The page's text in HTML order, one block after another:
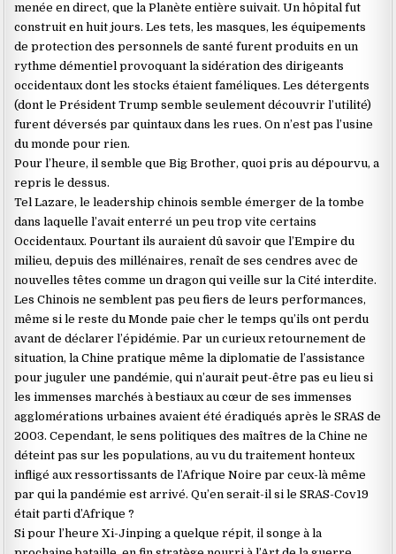
menée en direct, que la Planète entière suivait. Un hôpital fut
construit en huit jours. Les tets, les masques, les équipements
de protection des personnels de santé furent produits en un
rythme démentiel provoquant la sidération des dirigeants
occidentaux dont les stocks étaient faméliques. Les détergents
(dont le Président Trump semble seulement découvrir l’utilité)
furent déversés par quintaux dans les rues. On n’est pas l’usine
du monde pour rien.
Pour l’heure, il semble que Big Brother, quoi pris au dépourvu, a
repris le dessus.
Tel Lazare, le leadership chinois semble émerger de la tombe
dans laquelle l’avait enterré un peu trop vite certains
Occidentaux. Pourtant ils auraient dû savoir que l’Empire du
milieu, depuis des millénaires, renaît de ses cendres avec de
nouvelles têtes comme un dragon qui veille sur la Cité interdite.
Les Chinois ne semblent pas peu fiers de leurs performances,
même si le reste du Monde paie cher le temps qu’ils ont perdu
avant de déclarer l’épidémie. Par un curieux retournement de
situation, la Chine pratique même la diplomatie de l’assistance
pour juguler une pandémie, qui n’aurait peut-être pas eu lieu si
les immenses marchés à bestiaux au cœur de ses immenses
agglomérations urbaines avaient été éradiqués après le SRAS de
2003. Cependant, le sens politiques des maîtres de la Chine ne
déteint pas sur les populations, au vu du traitement honteux
infligé aux ressortissants de l’Afrique Noire par ceux-là même
par qui la pandémie est arrivé. Qu’en serait-il si le SRAS-Cov19
était parti d’Afrique ?
Si pour l’heure Xi-Jinping a quelque répit, il songe à la